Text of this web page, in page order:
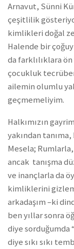
Arnavut, Sünni
çeşitlilik
kimlikleri doğal
Halende bir
da farklılıklara
çocukluk
ailemin olumlu
geçmemeliyim.
Halkımızın
yakından
Mesela;
ancak tanışma
ve inançlarla da
kimliklerini
arkadaşım –ki
ben yıllar sonra
diye sorduğumda
diye sıkı sıkı